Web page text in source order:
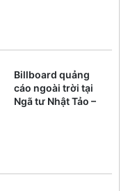
Billboard quảng
cáo ngoài trời tại
Ngã tư Nhật Tảo –